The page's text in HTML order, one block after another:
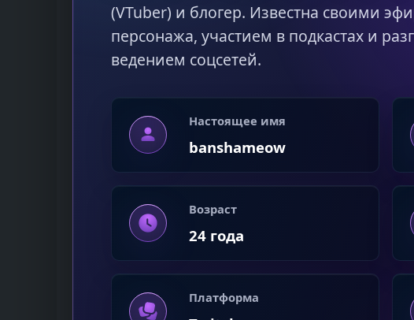
(VTuber) и блогер. Известна своими
персонажа, участием в подкастах и
ведением соцсетей.
Настоящее имя
banshameow
Возраст
24 года
Платформа